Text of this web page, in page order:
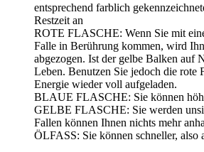
entsprechend farblich
Restzeit an
ROTE FLASCHE: Wenn Sie mit
Falle in Berührung kommen, wird
abgezogen. Ist der gelbe Balken auf
Leben. Benutzen Sie jedoch die rote
Energie wieder voll aufgeladen.
BLAUE FLASCHE: Sie können
GELBE FLASCHE: Sie werden
Fallen können Ihnen nichts mehr
ÖLFASS: Sie können schneller, also